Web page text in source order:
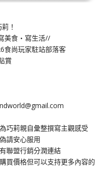
！
美食・寫生活//
食尚玩家駐站部落客
賞
巧莉親自彙整撰寫主觀感受
請安心服用
聯盟行銷分潤連結
買價格但可以支持更多內容的